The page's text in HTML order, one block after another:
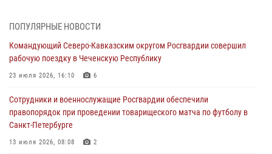
В Кабардино-Балкарии сотрудники Росгвардии провели турнир по
08 августа 2026, 07:00
Военнослужащие Софринской бригады Росгвардии встретились с
дорогой к Победе в СВО» (видео)
08 августа 2026, 07:00 2
Росгвардейцы обеспечили безопасность «Поезда Победы» в
ПОПУЛЯРНЫЕ НОВОСТИ
Командующий Северо-Кавказским округом Росгвардии совершил
рабочую поездку в Чеченскую Республику
23 июля 2026, 16:10 6
Сотрудники и военнослужащие Росгвардии обеспечили
правопорядок при проведении товарищеского матча по футболу в
Санкт-Петербурге
13 июля 2026, 08:08 2